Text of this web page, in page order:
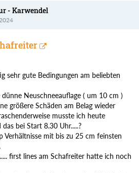
- Karwendel
sehr gute Bedingungen am beliebten
Neuschneeauflage ( um 10 cm )
größere Schäden am Belag wieder
musste ich heute
bei Start 8.30 Uhr.....?
Verhältnisse mit bis zu 25 cm feinsten
first lines am Schafreiter hatte ich noch